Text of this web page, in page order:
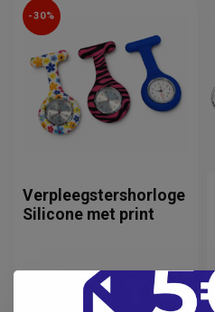
-30%
Verpleegstershorloge
Silicone met print